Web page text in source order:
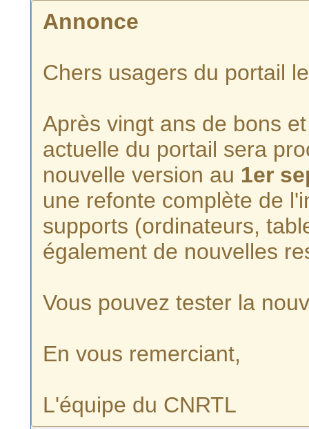
Annonce
Chers usagers du portail
Après vingt ans de bons
actuelle du portail sera
nouvelle version au 1er
une refonte complète de
supports (ordinateurs,
également de nouvelles
Vous pouvez tester la
En vous remerciant,
L'équipe du CNRTL